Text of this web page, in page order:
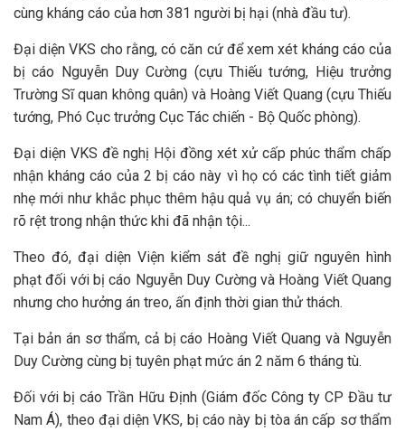
cùng kháng cáo của hơn 381 người bị hại (nhà đầu tư).
Đại diện VKS cho rằng, có căn cứ để xem xét kháng cáo của
bị cáo Nguyễn Duy Cường (cựu Thiếu tướng, Hiệu trưởng
Trường Sĩ quan không quân) và Hoàng Viết Quang (cựu Thiếu
tướng, Phó Cục trưởng Cục Tác chiến - Bộ Quốc phòng).
Đại diện VKS đề nghị Hội đồng xét xử cấp phúc thẩm chấp
nhận kháng cáo của 2 bị cáo này vì họ có các tình tiết giảm
nhẹ mới như khắc phục thêm hậu quả vụ án; có chuyển biến
rõ rệt trong nhận thức khi đã nhận tội...
Theo đó, đại diện Viện kiểm sát đề nghị giữ nguyên hình
phạt đối với bị cáo Nguyễn Duy Cường và Hoàng Viết Quang
nhưng cho hưởng án treo, ấn định thời gian thử thách.
Tại bản án sơ thẩm, cả bị cáo Hoàng Viết Quang và Nguyễn
Duy Cường cùng bị tuyên phạt mức án 2 năm 6 tháng tù.
Đối với bị cáo Trần Hữu Định (Giám đốc Công ty CP Đầu tư
Nam Á), theo đại diện VKS, bị cáo này bị tòa án cấp sơ thẩm